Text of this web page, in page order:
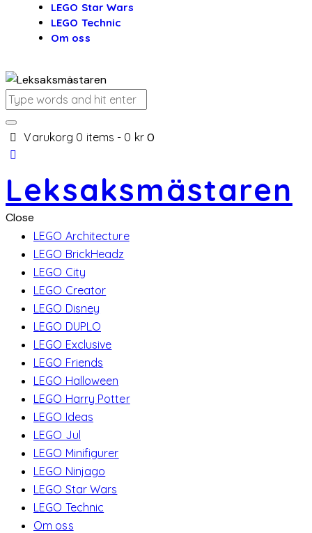
LEGO Star Wars
LEGO Technic
Om oss
Varukorg 0 items - 0 kr 0
Leksaksmästaren
Close
LEGO Architecture
LEGO BrickHeadz
LEGO City
LEGO Creator
LEGO Disney
LEGO DUPLO
LEGO Exclusive
LEGO Friends
LEGO Halloween
LEGO Harry Potter
LEGO Ideas
LEGO Jul
LEGO Minifigurer
LEGO Ninjago
LEGO Star Wars
LEGO Technic
Om oss